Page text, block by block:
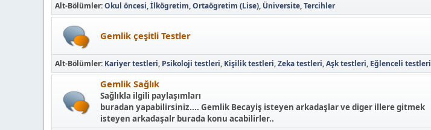
Alt-Bölümler Okul öncesi İlkögretim Ortaögretim (Lise) Üniversite Tercihler
Gemlik çeşitli Testler
Alt-Bölümler Kariyer testleri Psikoloji testleri Kişilik testleri Zeka testleri Aşk testleri Eğlenceli testleri
Gemlik Sağlık
Sağlıkla ilgili paylaşımları
buradan yapabilirsiniz.... Gemlik Becayiş isteyen arkadaşlar ve diger illere gitmek
isteyen arkadaşalr burada konu acabilirler..